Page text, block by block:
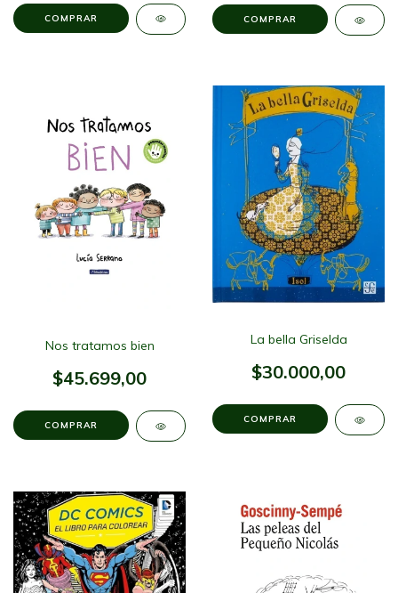
Nos tratamos bien
$45.699,00
La bella Griselda
$30.000,00